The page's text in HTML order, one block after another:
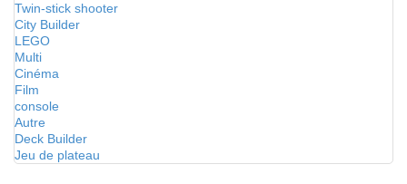
Twin-stick shooter
City Builder
LEGO
Multi
Cinéma
Film
console
Autre
Deck Builder
Jeu de plateau